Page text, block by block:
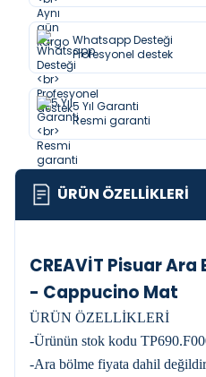
Whatsapp Desteği
Profesyonel destek
5 Yıl Garanti
Resmi garanti
ÜRÜN ÖZELLIKLERI
CREAVİT Pisuar
- Cappucino Mat
ÜRÜN ÖZELLİKLERİ
-Ürünün stok kodu
-Ara bölme fiyata dahil